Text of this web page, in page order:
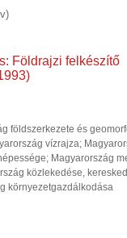
Földrajzi felkészítő
földszerkezete és
vízrajza;
Magyarország
közlekedése,
környezetgazdálkodása